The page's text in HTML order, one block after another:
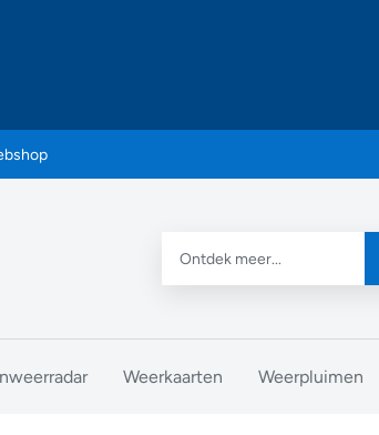
Weerkaarten Weerpluimen